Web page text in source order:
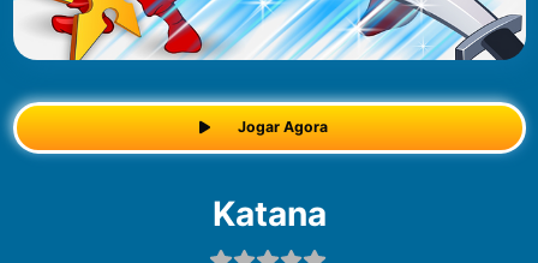
Jogar Agora
Katana